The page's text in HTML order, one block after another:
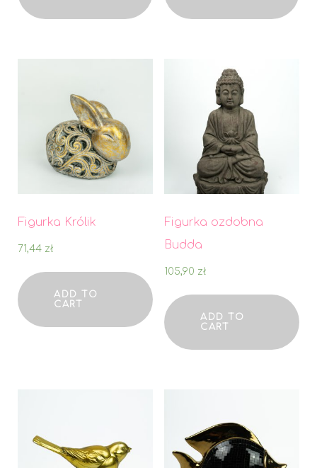
Figurka Królik
71,44 zł
ADD TO
CART
Figurka ozdobna
Budda
105,90 zł
ADD TO
CART